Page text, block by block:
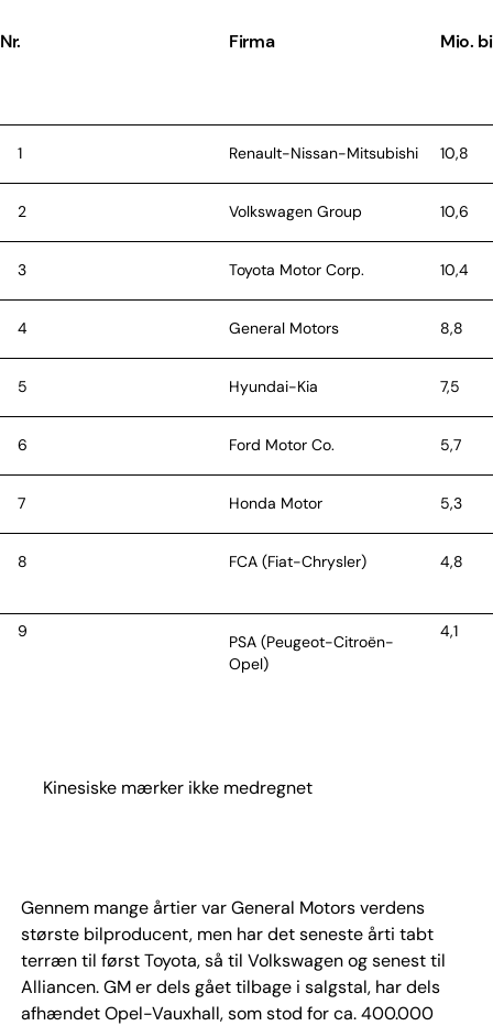
Nr. Firma Mio.
1 Renault-Nissan-Mitsubishi 10,8
2 Volkswagen Group 10,6
3 Toyota Motor Corp. 10,4
4 General Motors 8,8
5 Hyundai-Kia 7,5
6 Ford Motor Co. 5,7
7 Honda Motor 5,3
8 FCA (Fiat-Chrysler) 4,8
9
PSA (Peugeot-Citroën-
Opel)
4,1
Kinesiske mærker ikke medregnet
Gennem mange årtier var General Motors verdens
største bilproducent, men har det seneste årti tabt
terræn til først Toyota, så til Volkswagen og senest til
Alliancen. GM er dels gået tilbage i salgstal, har dels
afhændet Opel-Vauxhall, som stod for ca. 400.000